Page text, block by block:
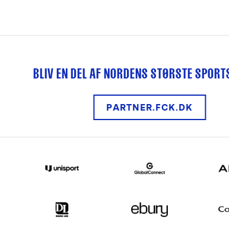
BLIV EN DEL AF NORDENS STØRSTE
PARTNER.FCK.DK